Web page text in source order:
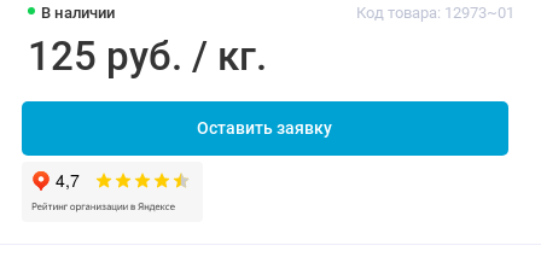
В наличии Код товара: 12973~01
125 руб. / кг.
Оставить заявку